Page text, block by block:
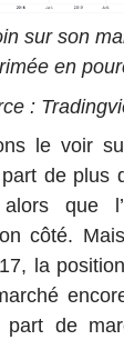
sur son
en
:
le voir
de plus
que
côté.
la
de